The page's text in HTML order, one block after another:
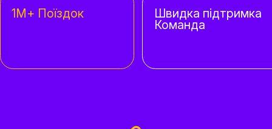
1М+ Поїздок Швидка підтримка
Команда